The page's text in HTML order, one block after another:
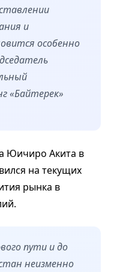
и
особенно
«Байтерек»
Юичиро Акита в
на текущих
рынка в
пути и до
неизменно